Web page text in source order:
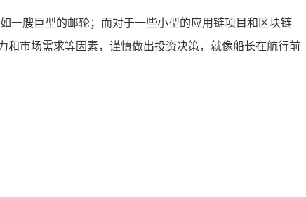
一艘巨型的邮轮；而对于一些小型的应用链项目和区块链
市场需求等因素，谨慎做出投资决策，就像船长在航行前